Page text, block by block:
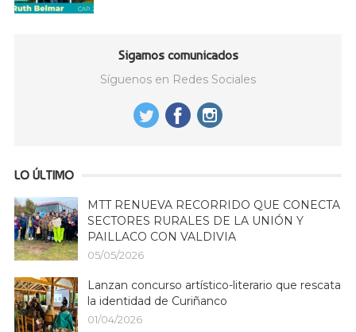
Sigamos comunicados
Síguenos en Redes Sociales
LO ÚLTIMO
MTT RENUEVA RECORRIDO QUE CONECTA
SECTORES RURALES DE LA UNIÓN Y
PAILLACO CON VALDIVIA
05/05/2026
Lanzan concurso artístico-literario que rescata
la identidad de Curiñanco
01/04/2026